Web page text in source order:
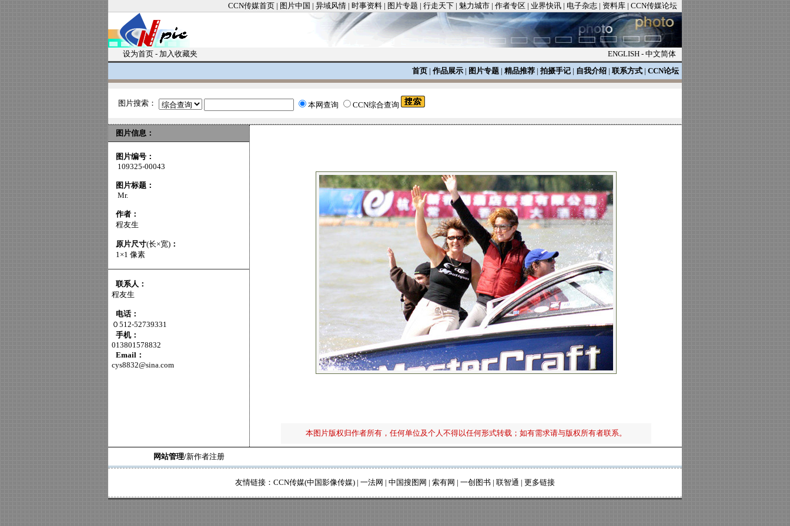
CCN传媒首页 | 图片中国 | 异域风情 | 时事资料 | 图片专题 | 行走天下 | 魅力城市 | 作者专区 | 业界快讯 | 电子杂志 | 资料库 | CCN传媒论坛
设为首页 - 加入收藏夹 ENGLISH - 中文简体
首页 | 作品展示 | 图片专题 | 精品推荐 | 拍摄手记 | 自我介绍 | 联系方式 | CCN论坛
图片搜索： 本网查询 CCN综合查询
图片信息：
图片编号：
109325-00043
图片标题：
Mr.
作者：
程友生
原片尺寸(长×宽) ：
1×1 像素
联系人：
程友生
电话：
０512-52739331
手机：
013801578832
Email：
cys8832@sina.com
本图片版权归作者所有，任何单位及个人不得以任何形式转载；如有需求请与版权所有者联系。
网站管理/新作者注册
友情链接： CCN传媒(中国影像传媒) | 一法网 | 中国搜图网 | 索有网 | 一创图书 | 联智通 | 更多链接